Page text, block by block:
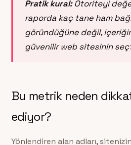
Pratik kural:Otoriteyi
raporda kaç tane ham
göründüğüne değil,
güvenilir web sitesinin
Bu metrik neden
ediyor?
Yönlendiren alan adları,